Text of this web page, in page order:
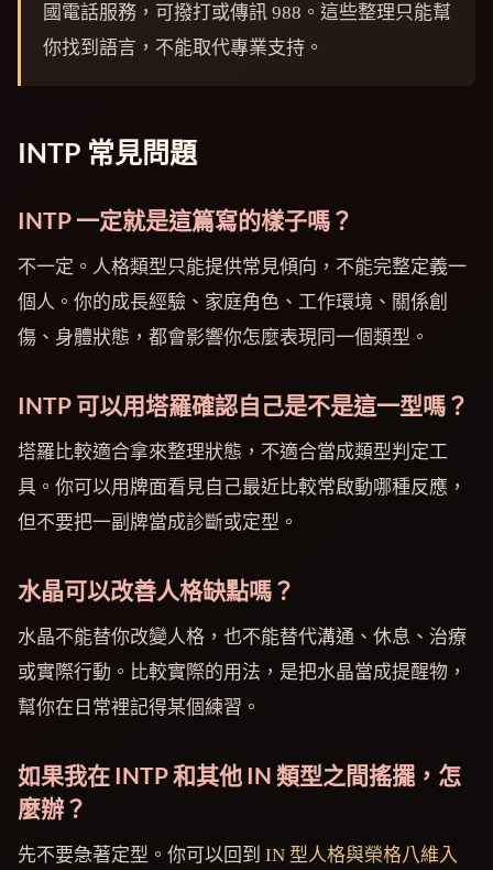
國電話服務，可撥打或傳訊 988。這些整理只能幫
你找到語言，不能取代專業支持。
INTP 常見問題
INTP 一定就是這篇寫的樣子嗎？
不一定。人格類型只能提供常見傾向，不能完整定義一
個人。你的成長經驗、家庭角色、工作環境、關係創
傷、身體狀態，都會影響你怎麼表現同一個類型。
INTP 可以用塔羅確認自己是不是這一型嗎？
塔羅比較適合拿來整理狀態，不適合當成類型判定工
具。你可以用牌面看見自己最近比較常啟動哪種反應，
但不要把一副牌當成診斷或定型。
水晶可以改善人格缺點嗎？
水晶不能替你改變人格，也不能替代溝通、休息、治療
或實際行動。比較實際的用法，是把水晶當成提醒物，
幫你在日常裡記得某個練習。
如果我在 INTP 和其他 IN 類型之間搖擺，怎
麼辦？
先不要急著定型。你可以回到 IN 型人格與榮格八維入